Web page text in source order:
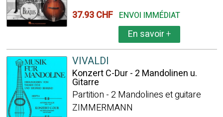
37.93 CHF ENVOI IMMÉDIAT
En savoir+
VIVALDI
Konzert C-Dur - 2 Mandolinen u.
Gitarre
Partition - 2 Mandolines et guitare
ZIMMERMANN